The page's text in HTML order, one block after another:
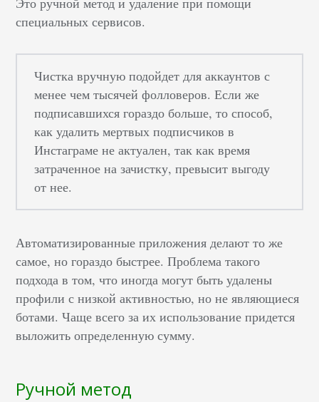
специальных сервисов.
Чистка вручную подойдет для аккаунтов с
менее чем тысячей фолловеров. Если же
подписавшихся гораздо больше, то способ,
как удалить мертвых подписчиков в
Инстаграме не актуален, так как время
затраченное на зачистку, превысит выгоду
от нее.
Автоматизированные приложения делают то же
самое, но гораздо быстрее. Проблема такого
подхода в том, что иногда могут быть удалены
профили с низкой активностью, но не являющиеся
ботами. Чаще всего за их использование придется
выложить определенную сумму.
Ручной метод